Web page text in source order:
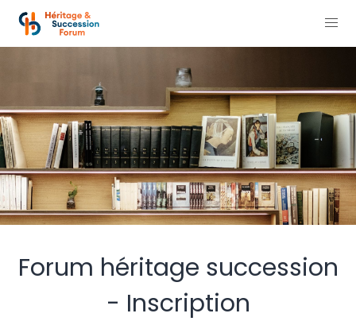
Forum héritage succession
- Inscription